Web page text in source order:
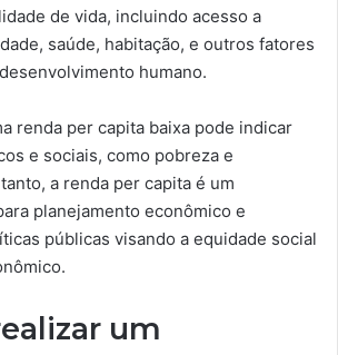
de vida, incluindo acesso a
saúde, habitação, e outros fatores
humano.
renda per capita baixa pode indicar
e sociais, como pobreza e
a renda per capita é um
planejamento econômico e
públicas visando a equidade social
um